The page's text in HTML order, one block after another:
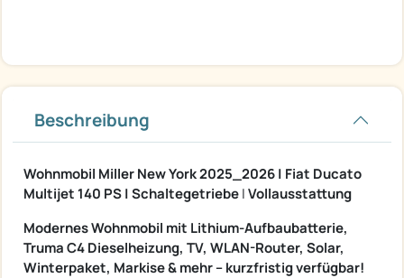
Beschreibung
Wohnmobil Miller New York 2025_2026 | Fiat Ducato
Multijet 140 PS | Schaltegetriebe|Vollausstattung
Modernes Wohnmobil mit Lithium-Aufbaubatterie,
Truma C4 Dieselheizung, TV, WLAN-Router, Solar,
Winterpaket, Markise & mehr – kurzfristig verfügbar!